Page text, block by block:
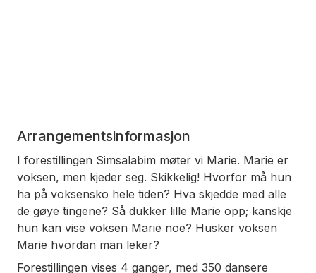
Arrangementsinformasjon
I forestillingen Simsalabim møter vi Marie. Marie er
voksen, men kjeder seg. Skikkelig! Hvorfor må hun
ha på voksensko hele tiden? Hva skjedde med alle
de gøye tingene? Så dukker lille Marie opp; kanskje
hun kan vise voksen Marie noe? Husker voksen
Marie hvordan man leker?
Forestillingen vises 4 ganger, med 350 dansere